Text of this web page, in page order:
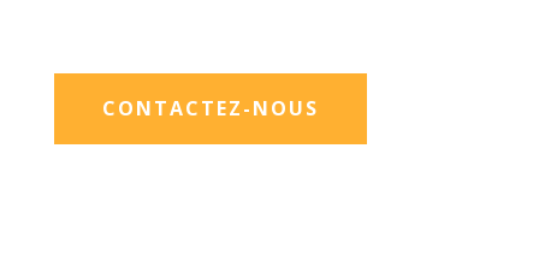
CONTACTEZ-NOUS